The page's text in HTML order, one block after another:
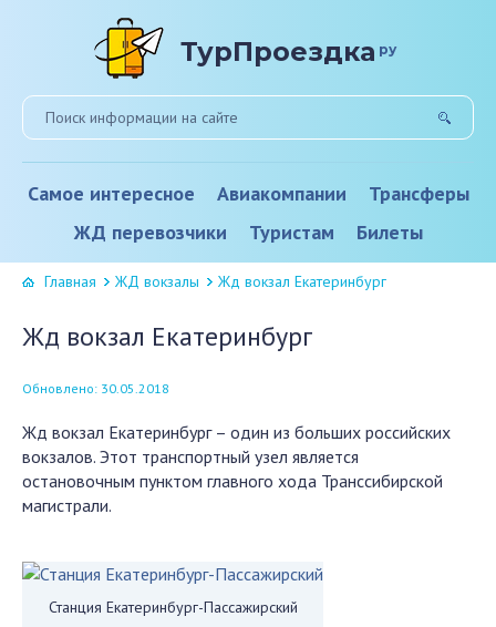
ТурПроездка ру
Самое интересное Авиакомпании
Трансферы
ЖД перевозчики
Туристам Билеты
Главная ЖД вокзалы Жд вокзал Екатеринбург
Жд вокзал Екатеринбург
Обновлено: 30.05.2018
Жд вокзал Екатеринбург – один из больших российских
вокзалов. Этот транспортный узел является
остановочным пунктом главного хода Транссибирской
магистрали.
Станция Екатеринбург-Пассажирский